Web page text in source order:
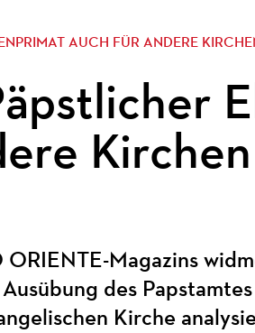
AUCH FÜR ANDERE
ORIENTE-Magazins
des
Kirche